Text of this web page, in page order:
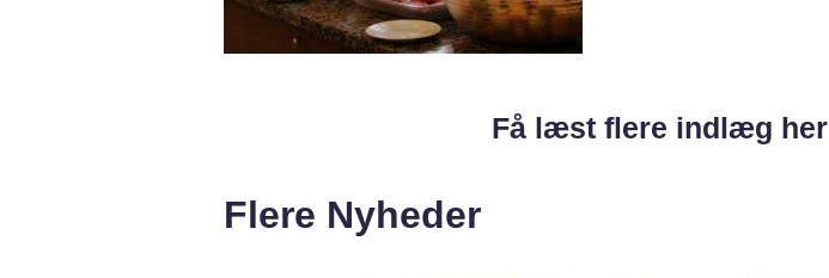
Få læst flere indlæg her
Flere Nyheder